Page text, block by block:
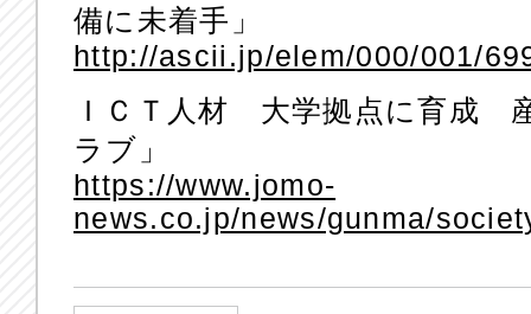
備に未着手」
http://ascii.jp/elem/000/001/
ＩＣＴ人材 大学拠点に育成
ラブ」
https://www.jomo-
news.co.jp/news/gunma/